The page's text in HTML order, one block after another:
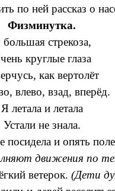
по ней рассказ о
Физминутка.
стрекоза,
круглые глаза
как вертолёт
влево, взад, вперёд.
Я летала и летала
Устали не знала.
и опять
движения по
ветерок. (Дети